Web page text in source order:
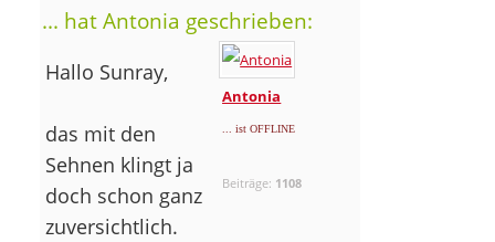
... hat Antonia geschrieben:
Antonia
... ist OFFLINE
Beiträge: 1108
Hallo Sunray,
das mit den
Sehnen klingt ja
doch schon ganz
zuversichtlich.